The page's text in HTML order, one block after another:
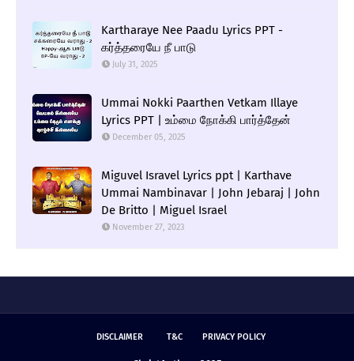
Kartharaye Nee Paadu Lyrics PPT -
கர்த்தரையே நீ பாடு
July 31, 2025
Ummai Nokki Paarthen Vetkam Illaye
Lyrics PPT | உம்மை நோக்கி பார்த்தேன்
December 05, 2025
Miguvel Isravel Lyrics ppt | Karthave
Ummai Nambinavar | John Jebaraj | John
De Britto | Miguel Israel
November 27, 2023
DISCLAIMER T&C PRIVACY POLICY